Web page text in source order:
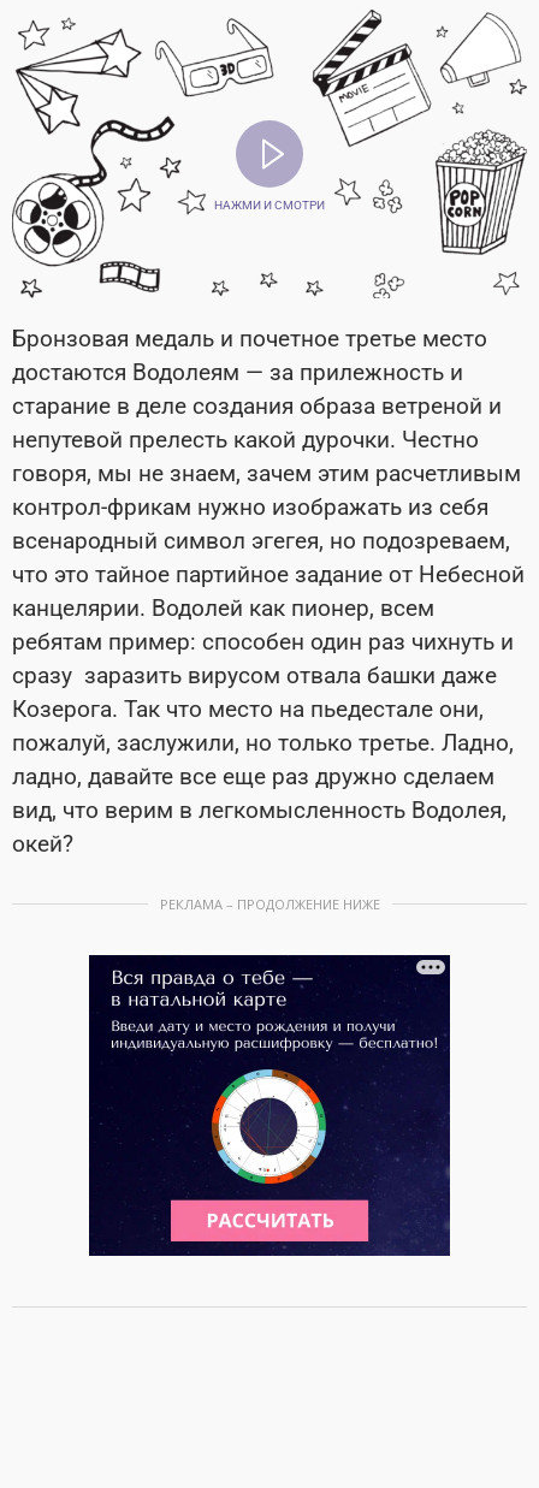
НАЖМИ И СМОТРИ
Бронзовая медаль и почетное третье место
достаются Водолеям — за прилежность и
старание в деле создания образа ветреной и
непутевой прелесть какой дурочки. Честно
говоря, мы не знаем, зачем этим расчетливым
контрол-фрикам нужно изображать из себя
всенародный символ эгегея, но подозреваем,
что это тайное партийное задание от Небесной
канцелярии. Водолей как пионер, всем
ребятам пример: способен один раз чихнуть и
сразу заразить вирусом отвала башки даже
Козерога. Так что место на пьедестале они,
пожалуй, заслужили, но только третье. Ладно,
ладно, давайте все еще раз дружно сделаем
вид, что верим в легкомысленность Водолея,
окей?
РЕКЛАМА – ПРОДОЛЖЕНИЕ НИЖЕ